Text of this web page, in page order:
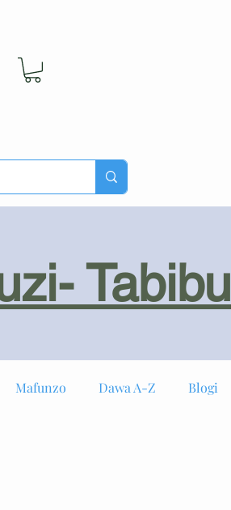
Tabibu
Mafunzo Dawa A-Z Blogi